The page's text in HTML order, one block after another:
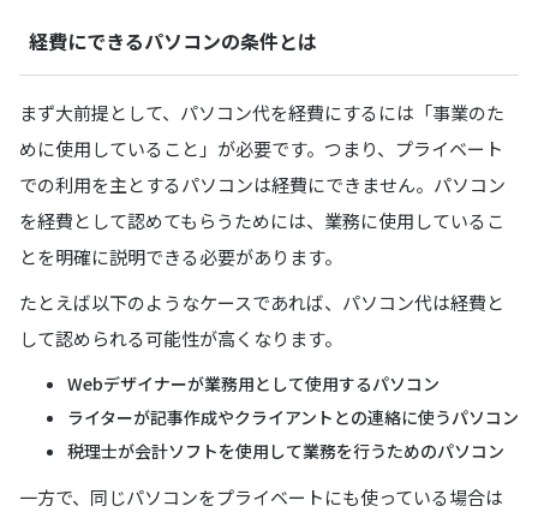
経費にできるパソコンの条件とは
まず大前提として、パソコン代を経費にするには「事業のた
めに使用していること」が必要です。つまり、プライベート
での利用を主とするパソコンは経費にできません。パソコン
を経費として認めてもらうためには、業務に使用しているこ
とを明確に説明できる必要があります。
たとえば以下のようなケースであれば、パソコン代は経費と
して認められる可能性が高くなります。
Webデザイナーが業務用として使用するパソコン
ライターが記事作成やクライアントとの連絡に使うパソコン
税理士が会計ソフトを使用して業務を行うためのパソコン
一方で、同じパソコンをプライベートにも使っている場合は